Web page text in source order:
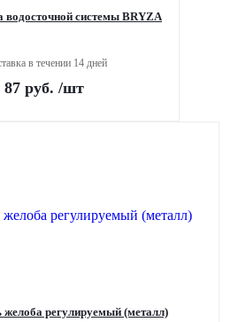
водосточной системы BRYZA
в течении 14 дней
87 руб. /шт
желоба регулируемый (металл)